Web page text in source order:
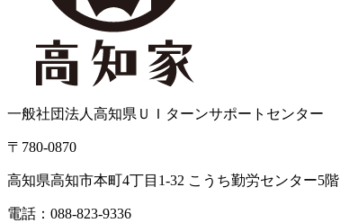
一般社団法人高知県ＵＩターンサポートセンター
〒780-0870
高知県高知市本町4丁目1-32 こうち勤労センター5階
電話：088-823-9336